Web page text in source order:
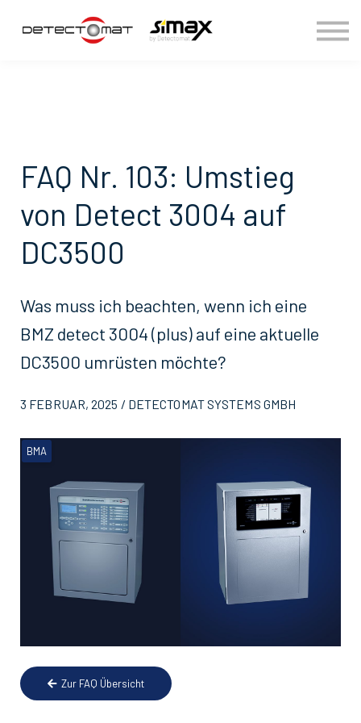
Anmelden
FAQ Nr. 103: Umstieg
von Detect 3004 auf
DC3500
Was muss ich beachten, wenn ich eine
BMZ detect 3004 (plus) auf eine aktuelle
DC3500 umrüsten möchte?
3 FEBRUAR, 2025 / DETECTOMAT SYSTEMS GMBH
BMA
Zur FAQ Übersicht